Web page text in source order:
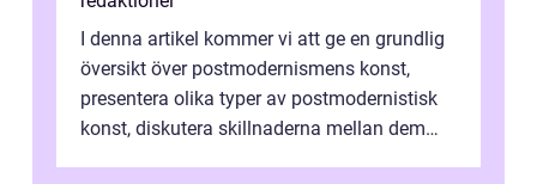
I denna artikel kommer vi att ge en grundlig
översikt över postmodernismens konst,
presentera olika typer av postmodernistisk
konst, diskutera skillnaderna mellan dem